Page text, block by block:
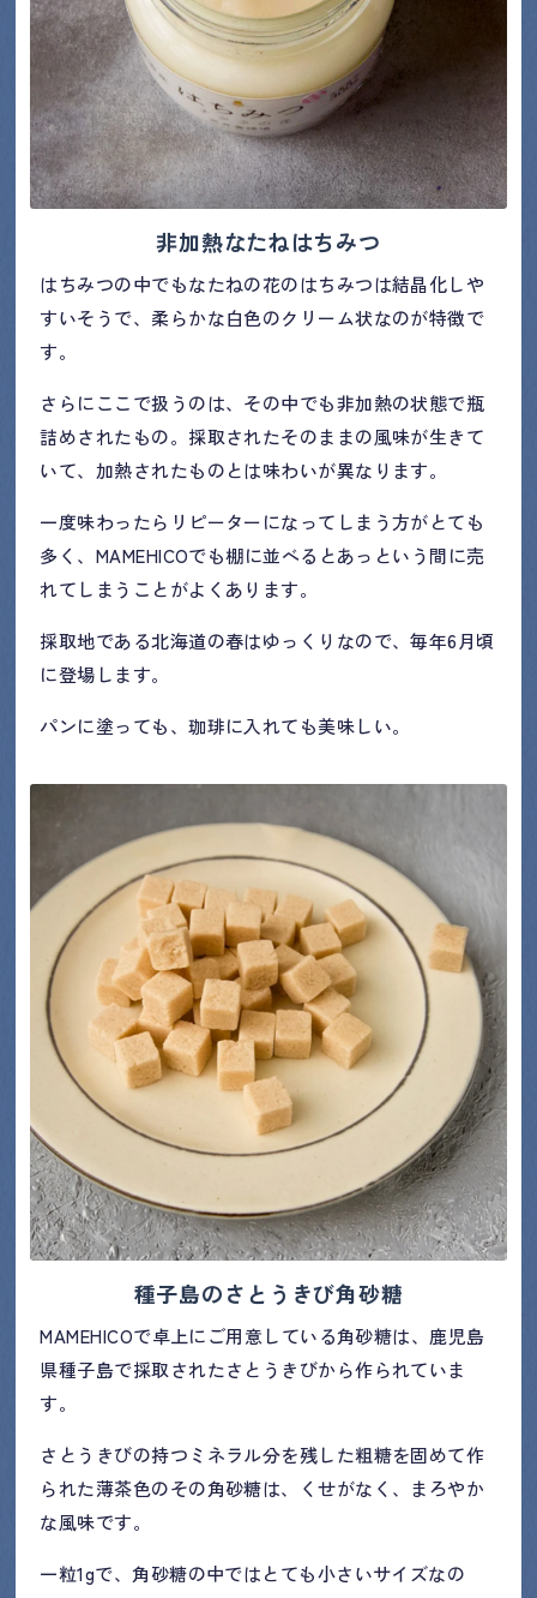
非加熱なたねはちみつ
はちみつの中でもなたねの花のはちみつは結晶化しや
すいそうで、柔らかな白色のクリーム状なのが特徴で
す。
さらにここで扱うのは、その中でも非加熱の状態で瓶
詰めされたもの。採取されたそのままの風味が生きて
いて、加熱されたものとは味わいが異なります。
一度味わったらリピーターになってしまう方がとても
多く、MAMEHICOでも棚に並べるとあっという間に売
れてしまうことがよくあります。
採取地である北海道の春はゆっくりなので、毎年6月頃
に登場します。
パンに塗っても、珈琲に入れても美味しい。
種子島のさとうきび角砂糖
MAMEHICOで卓上にご用意している角砂糖は、鹿児島
県種子島で採取されたさとうきびから作られていま
す。
さとうきびの持つミネラル分を残した粗糖を固めて作
られた薄茶色のその角砂糖は、くせがなく、まろやか
な風味です。
一粒1gで、角砂糖の中ではとても小さいサイズなの